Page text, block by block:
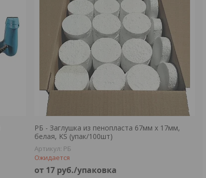
РБ - Заглушка из пенопласта 67мм х 17мм,
белая, KS (упак/100шт)
РБ
Ожидается
от 17 руб./упаковка